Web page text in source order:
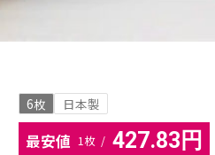
6枚 日本製
最安値 1枚 / 427.83円